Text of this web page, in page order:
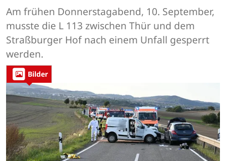
Am frühen Donnerstagabend, 10. September,
musste die L 113 zwischen Thür und dem
Straßburger Hof nach einem Unfall gesperrt
werden.
Bilder